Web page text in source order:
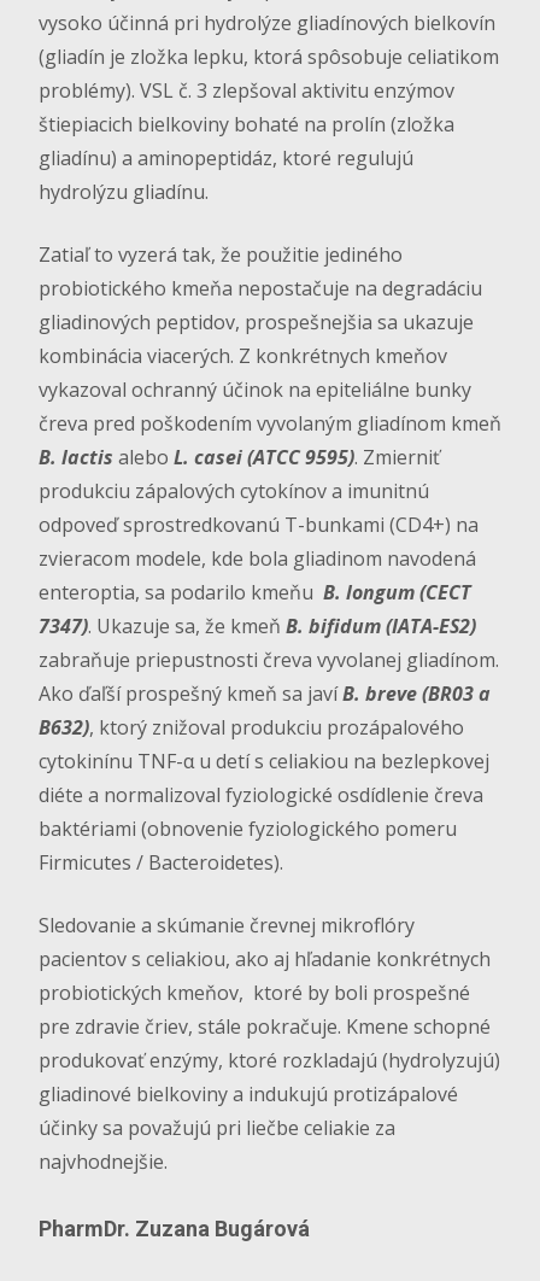
vysoko účinná pri hydrolýze gliadínových bielkovín
(gliadín je zložka lepku, ktorá spôsobuje celiatikom
problémy). VSL č. 3 zlepšoval aktivitu enzýmov
štiepiacich bielkoviny bohaté na prolín (zložka
gliadínu) a aminopeptidáz, ktoré regulujú
hydrolýzu gliadínu.
Zatiaľ to vyzerá tak, že použitie jediného
probiotického kmeňa nepostačuje na degradáciu
gliadinových peptidov, prospešnejšia sa ukazuje
kombinácia viacerých. Z konkrétnych kmeňov
vykazoval ochranný účinok na epiteliálne bunky
čreva pred poškodením vyvolaným gliadínom kmeň
B. lactis alebo L. casei (ATCC 9595). Zmierniť
produkciu zápalových cytokínov a imunitnú
odpoveď sprostredkovanú T-bunkami (CD4+) na
zvieracom modele, kde bola gliadinom navodená
enteroptia, sa podarilo kmeňu B. longum (CECT
7347). Ukazuje sa, že kmeň B. bifidum (IATA-ES2)
zabraňuje priepustnosti čreva vyvolanej gliadínom.
Ako ďaľší prospešný kmeň sa javíB. breve (BR03 a
B632), ktorý znižoval produkciu prozápalového
cytokinínu TNF-α u detí s celiakiou na bezlepkovej
diéte a normalizoval fyziologické osdídlenie čreva
baktériami (obnovenie fyziologického pomeru
Firmicutes / Bacteroidetes).
Sledovanie a skúmanie črevnej mikroflóry
pacientov s celiakiou, ako aj hľadanie konkrétnych
probiotických kmeňov, ktoré by boli prospešné
pre zdravie čriev, stále pokračuje. Kmene schopné
produkovať enzýmy, ktoré rozkladajú (hydrolyzujú)
gliadinové bielkoviny a indukujú protizápalové
účinky sa považujú pri liečbe celiakie za
najvhodnejšie.
PharmDr. Zuzana Bugárová